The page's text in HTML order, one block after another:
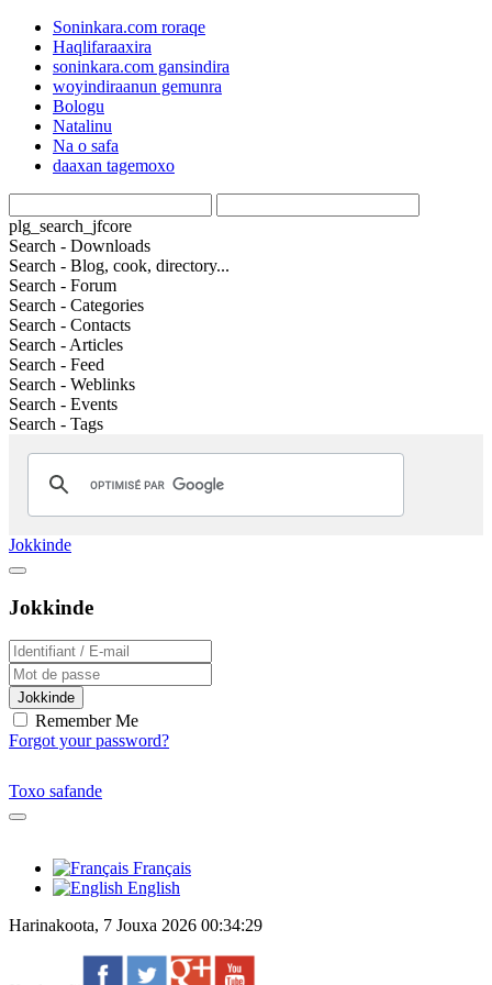
Soninkara.com roraqe
Haqlifaraaxira
soninkara.com gansindira
woyindiraanun gemunra
Bologu
Natalinu
Na o safa
daaxan tagemoxo
plg_search_jfcore
Search - Downloads
Search - Blog, cook, directory...
Search - Forum
Search - Categories
Search - Contacts
Search - Articles
Search - Feed
Search - Weblinks
Search - Events
Search - Tags
Jokkinde
Jokkinde
Jokkinde
Remember Me
Forgot your password?
Toxo safande
Français
English
Harinakoota, 7 Jouxa 2026 00:34:29